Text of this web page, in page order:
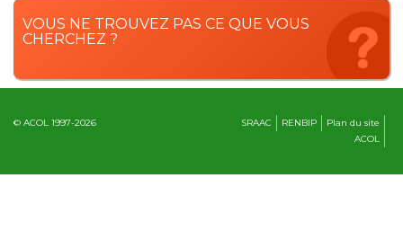
VOUS NE TROUVEZ PAS CE QUE VOUS
CHERCHEZ ?
© ACOL 1997-2026 Plan du site
RENBIP
SRAAC
ACOL